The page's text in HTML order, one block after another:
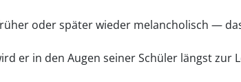
oder später wieder melancholisch —
er in den Augen seiner Schüler längst zur